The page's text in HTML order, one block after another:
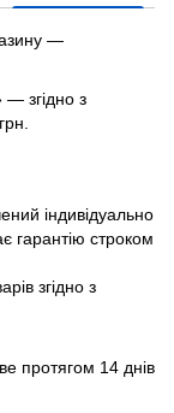
—
— згідно з
індивідуально
гарантію строком
згідно з
протягом 14 днів